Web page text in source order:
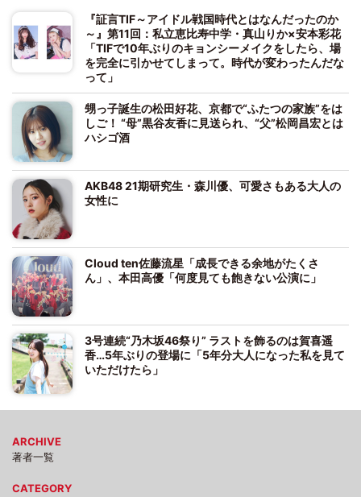
『証言TIF～アイドル戦国時代とはなんだったのか
～』第11回：私立恵比寿中学・真山りか×安本彩花
「TIFで10年ぶりのキョンシーメイクをしたら、場
を完全に引かせてしまって。時代が変わったんだな
って」
甥っ子誕生の松田好花、京都で“ふたつの家族”をは
しご！ “母”黒谷友香に見送られ、“父”松岡昌宏とは
ハシゴ酒
AKB48 21期研究生・森川優、可愛さもある大人の
女性に
Cloud ten佐藤流星「成長できる余地がたくさ
ん」、本田高優「何度見ても飽きない公演に」
3号連続“乃木坂46祭り” ラストを飾るのは賀喜遥
香…5年ぶりの登場に「5年分大人になった私を見て
いただけたら」
ARCHIVE
著者一覧
CATEGORY